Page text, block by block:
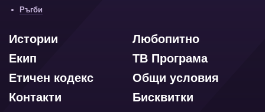
Ръгби
Любопитно
Истории
ТВ Програма
Екип
Общи условия
Етичен кодекс
Бисквитки
Контакти